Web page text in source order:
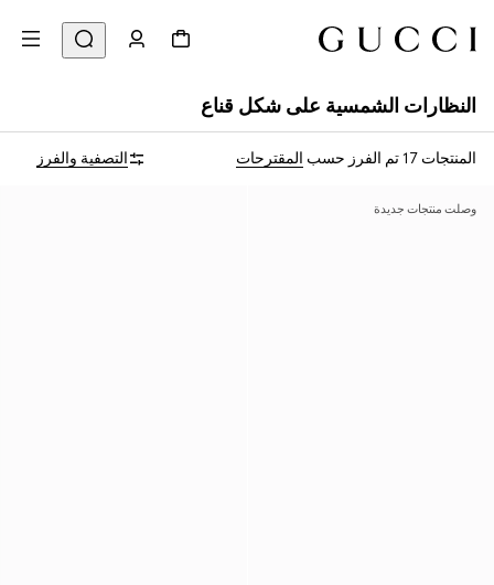
النظارات الشمسية على شكل قناع
المنتجات 17 تم الفرز حسب المقترحات التصفية والفرز
وصلت منتجات جديدة